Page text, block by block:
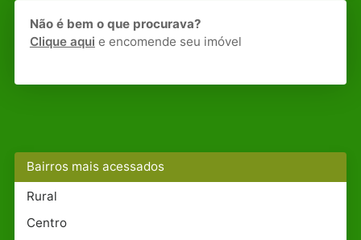
Não é bem o que procurava?
Clique aqui e encomende seu imóvel
Bairros mais acessados
Rural
Centro